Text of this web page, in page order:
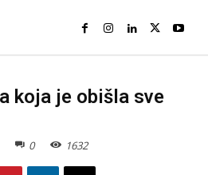
koja je obišla sve
0 1632